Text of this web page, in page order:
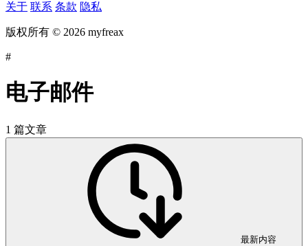
关于 联系 条款 隐私
版权所有 © 2026 myfreax
#
电子邮件
1 篇文章
最新内容